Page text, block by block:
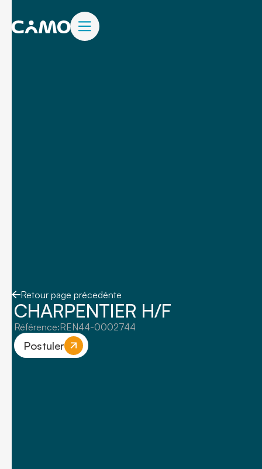
Retour page précedénte
CHARPENTIER H/F
Référence:REN44-0002744
Postuler